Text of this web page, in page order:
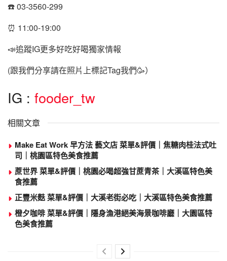
☎️ 03-3560-299
⏰ 11:00-19:00
📣追蹤IG更多好吃好喝獨家情報
(跟我們分享請在照片上標記Tag我們🥳）
IG : fooder_tw
相關文章
Make Eat Work 早方法 藝文店 菜單&評價｜焦糖肉桂法式吐
司｜桃園區特色美食推薦
蔗世界 菜單&評價｜桃園必喝超強甘蔗青茶｜大溪區特色美
食推薦
正豐米麩 菜單&評價｜大溪老街必吃｜大溪區特色美食推薦
橙夕咖啡 菜單&評價｜隱身漁港絕美海景咖啡廳｜大園區特
色美食推薦